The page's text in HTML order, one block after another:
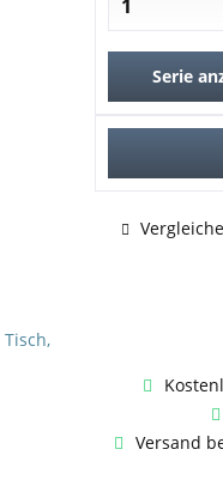
Serie
Versand